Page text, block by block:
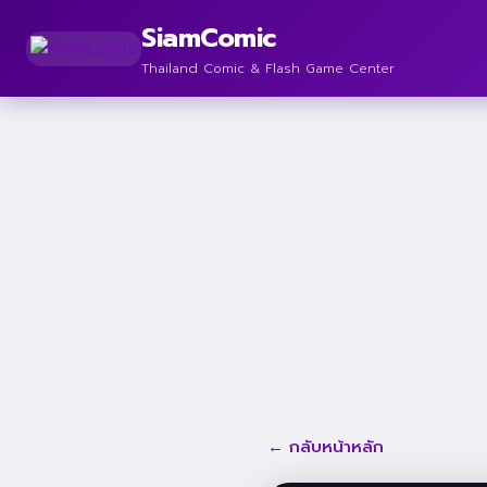
SiamComic
Thailand Comic & Flash Game Center
← กลับหน้าหลัก